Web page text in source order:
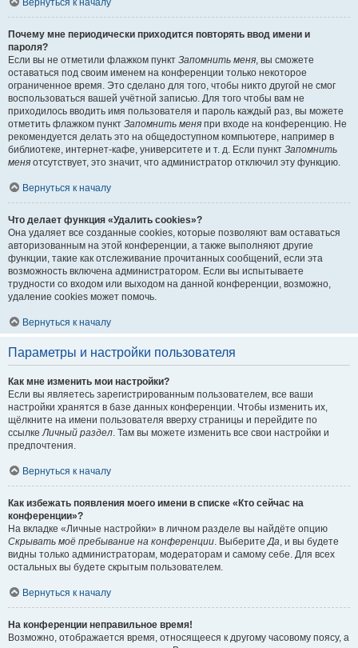
Вернуться к началу
Почему мне периодически приходится повторять ввод имени и
пароля?
Если вы не отметили флажком пункт Запомнить меня, вы сможете
оставаться под своим именем на конференции только некоторое
ограниченное время. Это сделано для того, чтобы никто другой не смог
воспользоваться вашей учётной записью. Для того чтобы вам не
приходилось вводить имя пользователя и пароль каждый раз, вы можете
отметить флажком пункт Запомнить меня при входе на конференцию. Не
рекомендуется делать это на общедоступном компьютере, например в
библиотеке, интернет-кафе, университете и т. д. Если пункт Запомнить
меня отсутствует, это значит, что администратор отключил эту функцию.
Вернуться к началу
Что делает функция «Удалить cookies»?
Она удаляет все созданные cookies, которые позволяют вам оставаться
авторизованным на этой конференции, а также выполняют другие
функции, такие как отслеживание прочитанных сообщений, если эта
возможность включена администратором. Если вы испытываете
трудности со входом или выходом на данной конференции, возможно,
удаление cookies может помочь.
Вернуться к началу
Параметры и настройки пользователя
Как мне изменить мои настройки?
Если вы являетесь зарегистрированным пользователем, все ваши
настройки хранятся в базе данных конференции. Чтобы изменить их,
щёлкните на имени пользователя вверху страницы и перейдите по
ссылкеЛичный раздел. Там вы можете изменить все свои настройки и
предпочтения.
Вернуться к началу
Как избежать появления моего имени в списке «Кто сейчас на
конференции»?
На вкладке «Личные настройки» в личном разделе вы найдёте опцию
Скрывать моё пребывание на конференции. ВыберитеДа, и вы будете
видны только администраторам, модераторам и самому себе. Для всех
остальных вы будете скрытым пользователем.
Вернуться к началу
На конференции неправильное время!
Возможно, отображается время, относящееся к другому часовому поясу, а